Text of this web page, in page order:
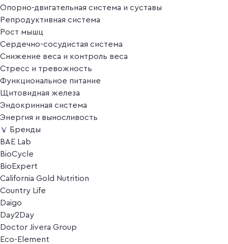
Опорно-двигательная система и суставы
Репродуктивная система
Рост мышц
Сердечно-сосудистая система
Снижение веса и контроль веса
Стресс и тревожность
Функциональное питание
Щитовидная железа
Эндокринная система
Энергия и выносливость
Бренды
BAE Lab
BioCycle
BioExpert
California Gold Nutrition
Country Life
Daigo
Day2Day
Doctor Jivera Group
Eco-Element